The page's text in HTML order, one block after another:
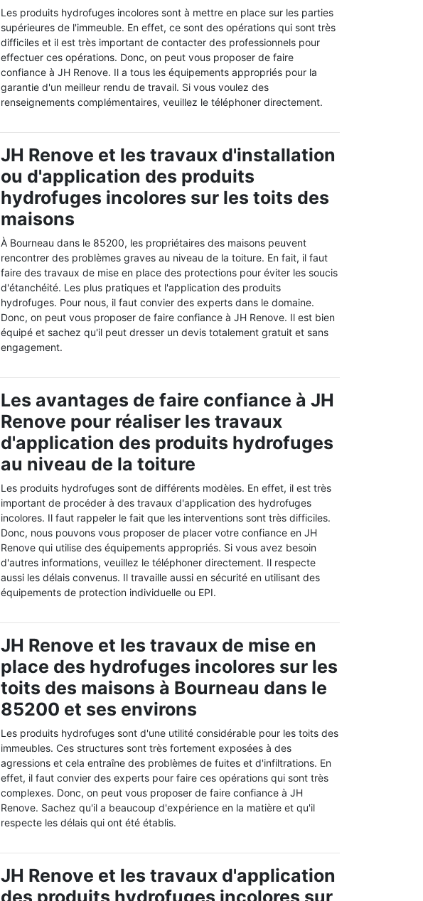
Les produits hydrofuges incolores sont à mettre en place sur les parties
supérieures de l'immeuble. En effet, ce sont des opérations qui sont très
difficiles et il est très important de contacter des professionnels pour
effectuer ces opérations. Donc, on peut vous proposer de faire
confiance à JH Renove. Il a tous les équipements appropriés pour la
garantie d'un meilleur rendu de travail. Si vous voulez des
renseignements complémentaires, veuillez le téléphoner directement.
JH Renove et les travaux d'installation
ou d'application des produits
hydrofuges incolores sur les toits des
maisons
À Bourneau dans le 85200, les propriétaires des maisons peuvent
rencontrer des problèmes graves au niveau de la toiture. En fait, il faut
faire des travaux de mise en place des protections pour éviter les soucis
d'étanchéité. Les plus pratiques et l'application des produits
hydrofuges. Pour nous, il faut convier des experts dans le domaine.
Donc, on peut vous proposer de faire confiance à JH Renove. Il est bien
équipé et sachez qu'il peut dresser un devis totalement gratuit et sans
engagement.
Les avantages de faire confiance à JH
Renove pour réaliser les travaux
d'application des produits hydrofuges
au niveau de la toiture
Les produits hydrofuges sont de différents modèles. En effet, il est très
important de procéder à des travaux d'application des hydrofuges
incolores. Il faut rappeler le fait que les interventions sont très difficiles.
Donc, nous pouvons vous proposer de placer votre confiance en JH
Renove qui utilise des équipements appropriés. Si vous avez besoin
d'autres informations, veuillez le téléphoner directement. Il respecte
aussi les délais convenus. Il travaille aussi en sécurité en utilisant des
équipements de protection individuelle ou EPI.
JH Renove et les travaux de mise en
place des hydrofuges incolores sur les
toits des maisons à Bourneau dans le
85200 et ses environs
Les produits hydrofuges sont d'une utilité considérable pour les toits des
immeubles. Ces structures sont très fortement exposées à des
agressions et cela entraîne des problèmes de fuites et d'infiltrations. En
effet, il faut convier des experts pour faire ces opérations qui sont très
complexes. Donc, on peut vous proposer de faire confiance à JH
Renove. Sachez qu'il a beaucoup d'expérience en la matière et qu'il
respecte les délais qui ont été établis.
JH Renove et les travaux d'application
des produits hydrofuges incolores sur